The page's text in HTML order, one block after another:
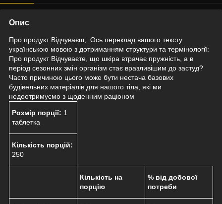
Опис
Про продукт Відчуваєш, Ось переклад вашого тексту
українською мовою з дотриманням структури та термінології:
Про продукт Відчуваєте, що шкіра втрачає пружність, а в
період сезонних змін організм стає вразливішим до застуд?
Часто причиною цього може бути нестача базових
будівельних матеріалів для нашого тіла, які ми
недоотримуємо з щоденним раціоном
Розмір порції: 1
таблетка
Кількість порцій:
250
Кількість на
порцію
% від добової
потреби